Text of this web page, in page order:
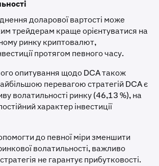
доларової вартості може
трейдерам краще орієнтуватися на
ринку криптовалют,
протягом певного часу.
опитування щодо DCA також
перевагою стратегій DCA є
волатильності ринку (46,13 %), на
характер інвестиції
до певної міри зменшити
волатильності, важливо
не гарантує прибутковості.